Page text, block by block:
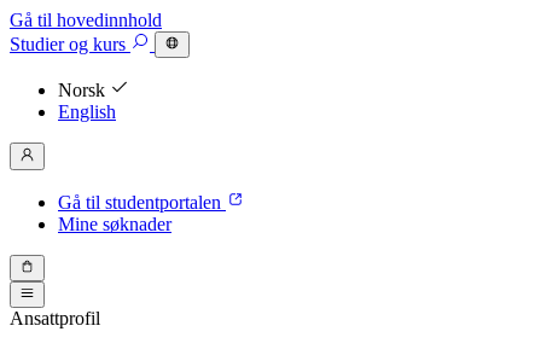
Gå til hovedinnhold
Studierog kurs
Norsk
English
Gå til studentportalen
Mine søknader
Ansattprofil